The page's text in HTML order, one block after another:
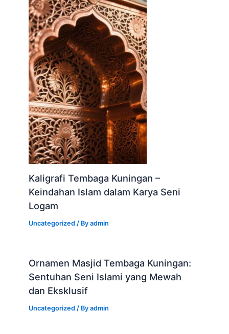
Kaligrafi Tembaga Kuningan –
Keindahan Islam dalam Karya Seni
Logam
Uncategorized / Byadmin
Ornamen Masjid Tembaga Kuningan:
Sentuhan Seni Islami yang Mewah
dan Eksklusif
Uncategorized / Byadmin